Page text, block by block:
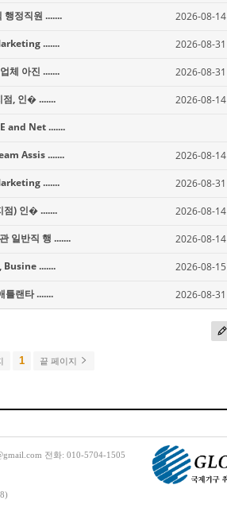
정직원 ....... 2026-08-14
....... 2026-08-31
체 아진 ....... 2026-08-31
점, 인� ....... 2026-08-14
and Net .......
Assis ....... 2026-08-14
....... 2026-08-31
점) 인� ....... 2026-08-14
일반직 행 ....... 2026-08-14
....... 2026-08-15
랜타 ....... 2026-08-31
1 끝 페이지
전화: 010-5704-1505